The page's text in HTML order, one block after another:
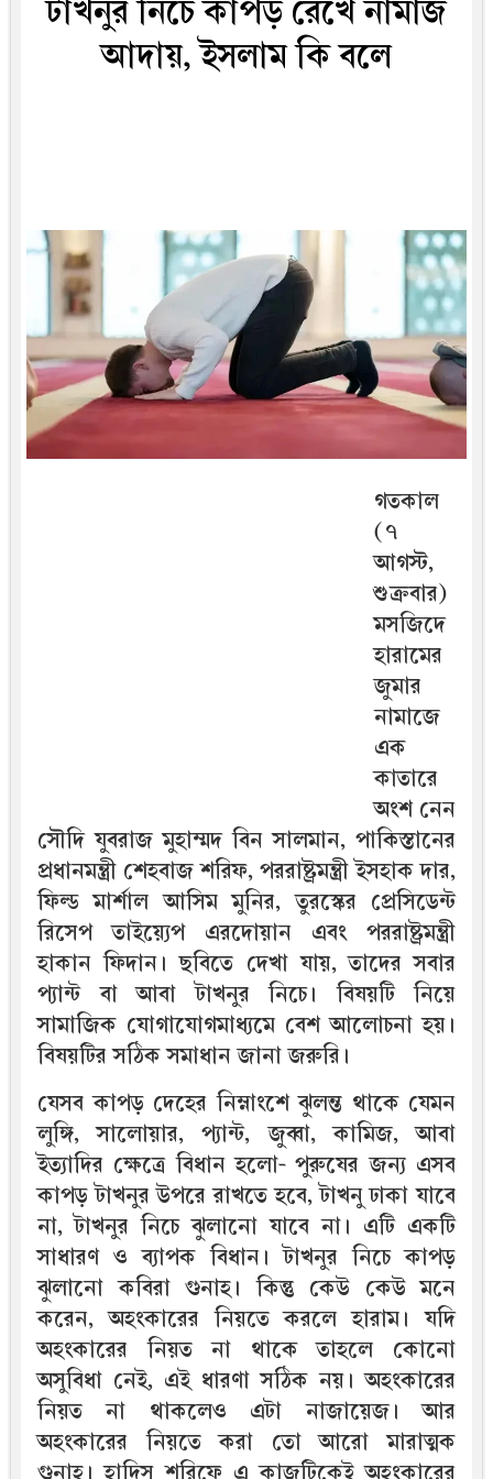
টাখনুর নিচে কাপড় রেখে নামাজ
আদায়, ইসলাম কি বলে
গতকাল
(৭
আগস্ট,
শুক্রবার)
মসজিদে
হারামের
জুমার
নামাজে
এক
কাতারে
অংশ নেন
সৌদি যুবরাজ মুহাম্মদ বিন সালমান, পাকিস্তানের
প্রধানমন্ত্রী শেহবাজ শরিফ, পররাষ্ট্রমন্ত্রী ইসহাক দার,
ফিল্ড মার্শাল আসিম মুনির, তুরস্কের প্রেসিডেন্ট
রিসেপ তাইয়্যেপ এরদোয়ান এবং পররাষ্ট্রমন্ত্রী
হাকান ফিদান। ছবিতে দেখা যায়, তাদের সবার
প্যান্ট বা আবা টাখনুর নিচে। বিষয়টি নিয়ে
সামাজিক যোগাযোগমাধ্যমে বেশ আলোচনা হয়।
বিষয়টির সঠিক সমাধান জানা জরুরি।
যেসব কাপড় দেহের নিম্নাংশে ঝুলন্ত থাকে যেমন
লুঙ্গি, সালোয়ার, প্যান্ট, জুব্বা, কামিজ, আবা
ইত্যাদির ক্ষেত্রে বিধান হলো- পুরুষের জন্য এসব
কাপড় টাখনুর উপরে রাখতে হবে, টাখনু ঢাকা যাবে
না, টাখনুর নিচে ঝুলানো যাবে না। এটি একটি
সাধারণ ও ব্যাপক বিধান। টাখনুর নিচে কাপড়
ঝুলানো কবিরা গুনাহ। কিন্তু কেউ কেউ মনে
করেন, অহংকারের নিয়তে করলে হারাম। যদি
অহংকারের নিয়ত না থাকে তাহলে কোনো
অসুবিধা নেই, এই ধারণা সঠিক নয়। অহংকারের
নিয়ত না থাকলেও এটা নাজায়েজ। আর
অহংকারের নিয়তে করা তো আরো মারাত্মক
গুনাহ। হাদিস শরিফে এ কাজটিকেই অহংকারের